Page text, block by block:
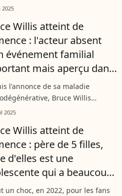
dégénérescence lobaire
des femmes atteintes de...
2025
Willis atteint de
: l'acteur absent
événement familial
mais aperçu dans
de Los Angeles
l'annonce de sa maladie
Bruce Willis
plus publiquement. Les fans
état de santé grâce aux
2025
Willis atteint de
: père de 5 filles,
d'elles est une
qui a beaucoup
un choc, en 2022, pour les fans